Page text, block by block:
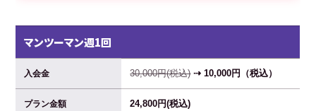
マンツーマン週1回
入会金 30,000円(税込)⇢ 10,000円（税込）
プラン金額 24,800円(税込)